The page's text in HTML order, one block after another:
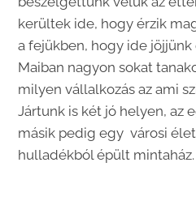
kerültek ide, hogy érzik
a fejükben, hogy ide jöjjünk
Maiban nagyon sokat
milyen vállalkozás az ami
Jártunk is két jó helyen, az
másik pedig egy városi
hulladékból épült mintaház.